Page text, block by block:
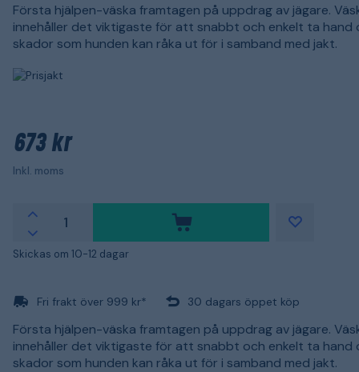
Första hjälpen-väska framtagen på uppdrag av jägare.
innehåller det viktigaste för att snabbt och enkelt ta hand
skador som hunden kan råka ut för i samband med jakt.
673 kr
Inkl. moms
Skickas om 10-12 dagar
Fri frakt över 999 kr* 30 dagars öppet köp
Första hjälpen-väska framtagen på uppdrag av jägare.
innehåller det viktigaste för att snabbt och enkelt ta hand
skador som hunden kan råka ut för i samband med jakt.